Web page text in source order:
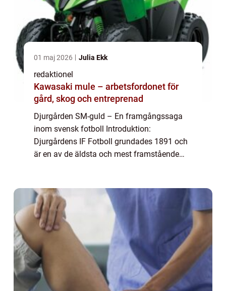
01 maj 2026 Julia Ekk
redaktionel
Kawasaki mule – arbetsfordonet för
gård, skog och entreprenad
Djurgården SM-guld – En framgångssaga
inom svensk fotboll Introduktion:
Djurgårdens IF Fotboll grundades 1891 och
är en av de äldsta och mest framstående
fle...